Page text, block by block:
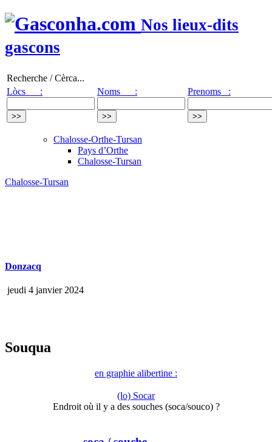
Nos lieux-dits
gascons
Recherche / Cèrca...
Lòcs :
Noms : Prenoms :
Chalosse-Orthe-Tursan
Pays d’Orthe
Chalosse-Tursan
Chalosse-Tursan
Donzacq
jeudi 4 janvier 2024
Souqua
en graphie alibertine :
(lo) Socar
Endroit où il y a des souches (soca/souco) ?